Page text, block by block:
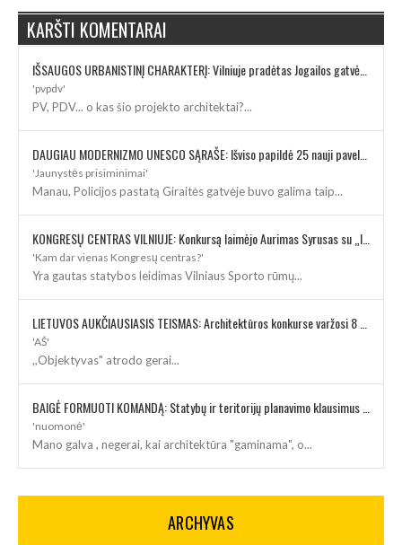
KARŠTI KOMENTARAI
'pvpdv'
PV, PDV... o kas šio projekto architektai?...
'Jaunystės prisiminimai'
Manau, Policijos pastatą Giraitės gatvėje buvo galima taip...
'Kam dar vienas Kongresų centras?'
Yra gautas statybos leidimas Vilniaus Sporto rūmų...
'AŠ'
,,Objektyvas" atrodo gerai...
'nuomonė'
Mano galva , negerai, kai architektūra "gaminama", o...
ARCHYVAS